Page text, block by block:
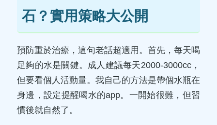
石？實用策略大公開
預防重於治療，這句老話超適用。首先，每天喝
足夠的水是關鍵。成人建議每天2000-3000cc，
但要看個人活動量。我自己的方法是帶個水瓶在
身邊，設定提醒喝水的app。一開始很難，但習
慣後就自然了。